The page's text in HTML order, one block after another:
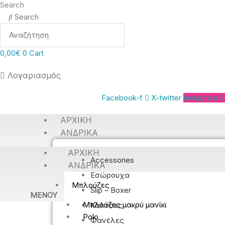
Search
Search
0,00€ 0 Cart
Λογαριασμός
Facebook-f X-twitter Instagram
ΑΡΧΙΚΉ
ΑΝΔΡΙΚΆ
Accessories
Εσώρουχα
Slip – Boxer
Κάλτσες
Φανέλες
ΑΡΧΙΚΉ
ΑΝΔΡΙΚΆ
Μπλούζες
Μπλούζες μακρύ μανίκι
Polo
MENOY